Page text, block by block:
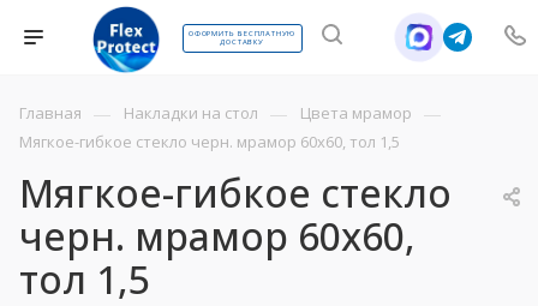
ОФОРМИТЬ БЕСПЛАТНУЮ
ДОСТАВКУ
Главная — Накладки на стол — Цвета мрамор —
Мягкое-гибкое стекло черн. мрамор 60х60, тол 1,5
Мягкое-гибкое стекло
черн. мрамор 60х60,
тол 1,5